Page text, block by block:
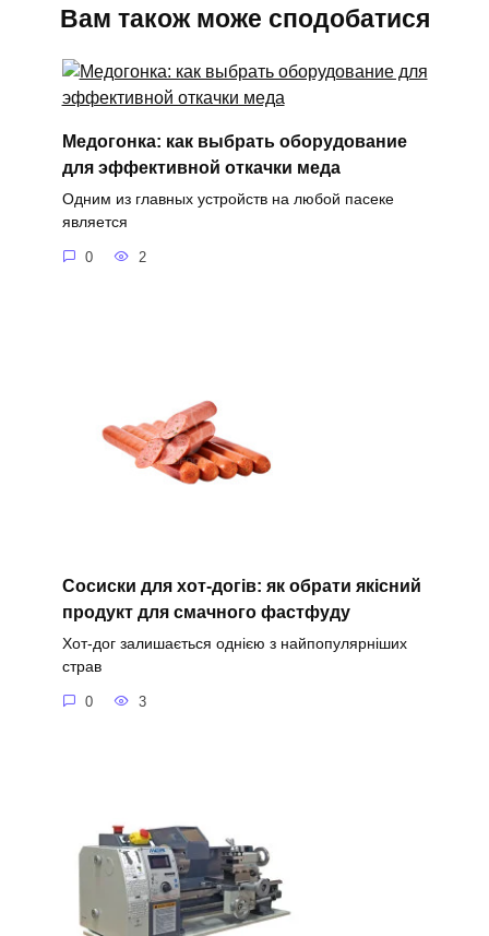
Вам також може сподобатися
Медогонка: как выбрать оборудование
для эффективной откачки меда
Одним из главных устройств на любой пасеке
является
0 2
Сосиски для хот-догів: як обрати якісний
продукт для смачного фастфуду
Хот-дог залишається однією з найпопулярніших
страв
0 3